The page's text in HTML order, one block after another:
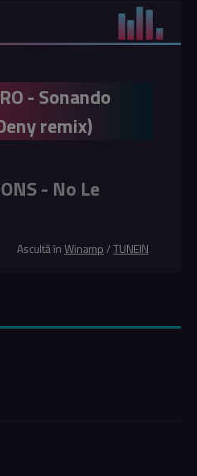
- Sonando
remix)
- No Le
Ascultă înWinamp/TUNEIN